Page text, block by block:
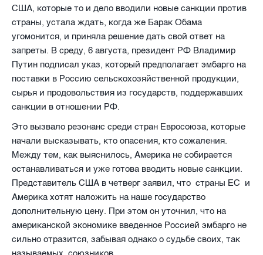
США, которые то и дело вводили новые санкции против
страны, устала ждать, когда же Барак Обама
угомонится, и приняла решение дать свой ответ на
запреты. В среду, 6 августа, президент РФ Владимир
Путин подписал указ, который предполагает эмбарго на
поставки в Россию сельскохозяйственной продукции,
сырья и продовольствия из государств, поддержавших
санкции в отношении РФ.
Это вызвало резонанс среди стран Евросоюза, которые
начали высказывать, кто опасения, кто сожаления.
Между тем, как выяснилось, Америка не собирается
останавливаться и уже готова вводить новые санкции.
Представитель США в четверг заявил, что страны ЕС и
Америка хотят наложить на наше государство
дополнительную цену. При этом он уточнил, что на
американской экономике введенное Россией эмбарго не
сильно отразится, забывая однако о судьбе своих, так